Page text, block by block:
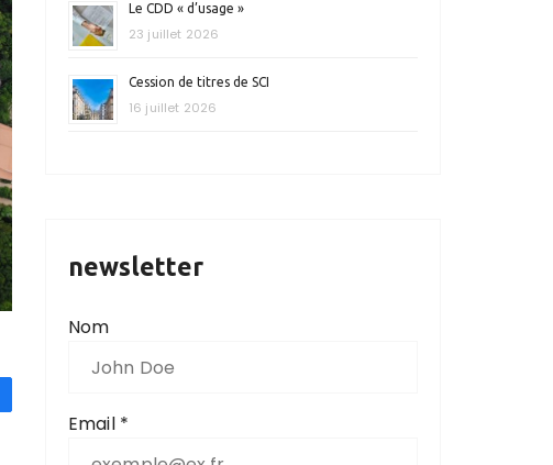
Le CDD « d’usage »
23 juillet 2026
Cession de titres de SCI
16 juillet 2026
newsletter
Nom
Email *